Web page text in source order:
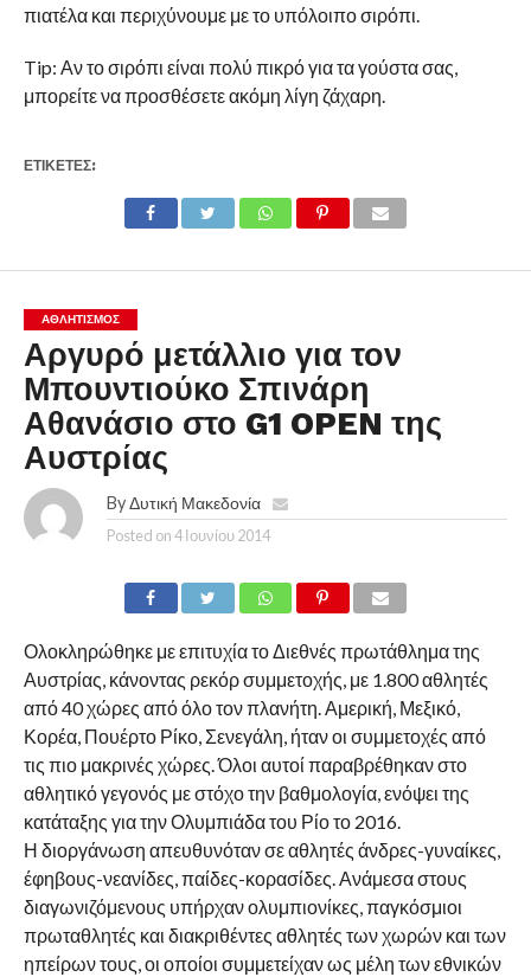
πιατέλα και περιχύνουμε με το υπόλοιπο σιρόπι.
Tip: Αν το σιρόπι είναι πολύ πικρό για τα γούστα σας,
μπορείτε να προσθέσετε ακόμη λίγη ζάχαρη.
ΕΤΙΚΕΤΕΣ:
ΑΘΛΗΤΙΣΜΌΣ
Αργυρό μετάλλιο για τον
Μπουντιούκο Σπινάρη
Αθανάσιο στο G1 OPEN της
Αυστρίας
By Δυτική Μακεδονία
Posted on4 Ιουνίου 2014
Ολοκληρώθηκε με επιτυχία το Διεθνές πρωτάθλημα της
Αυστρίας, κάνοντας ρεκόρ συμμετοχής, με 1.800 αθλητές
από 40 χώρες από όλο τον πλανήτη. Αμερική, Μεξικό,
Κορέα, Πουέρτο Ρίκο, Σενεγάλη, ήταν οι συμμετοχές από
τις πιο μακρινές χώρες. Όλοι αυτοί παραβρέθηκαν στο
αθλητικό γεγονός με στόχο την βαθμολογία, ενόψει της
κατάταξης για την Ολυμπιάδα του Ρίο το 2016.
Η διοργάνωση απευθυνόταν σε αθλητές άνδρες-γυναίκες,
έφηβους-νεανίδες, παίδες-κορασίδες. Ανάμεσα στους
διαγωνιζόμενους υπήρχαν ολυμπιονίκες, παγκόσμιοι
πρωταθλητές και διακριθέντες αθλητές των χωρών και των
ηπείρων τους, οι οποίοι συμμετείχαν ως μέλη των εθνικών